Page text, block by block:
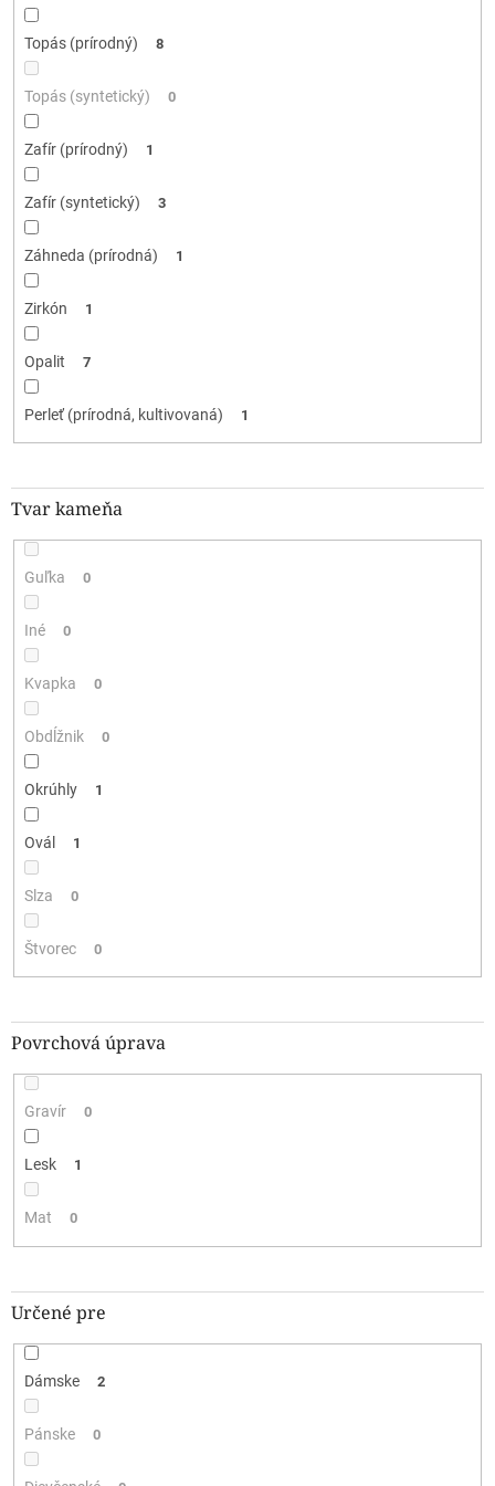
Topás (prírodný) 8
Topás (syntetický) 0
Zafír (prírodný) 1
Zafír (syntetický) 3
Záhneda (prírodná) 1
Zirkón 1
Opalit 7
Perleť (prírodná, kultivovaná) 1
Tvar kameňa
Guľka 0
Iné 0
Kvapka 0
Obdĺžnik 0
Okrúhly 1
Ovál 1
Slza 0
Štvorec 0
Povrchová úprava
Gravír 0
Lesk 1
Mat 0
Určené pre
Dámske 2
Pánske 0